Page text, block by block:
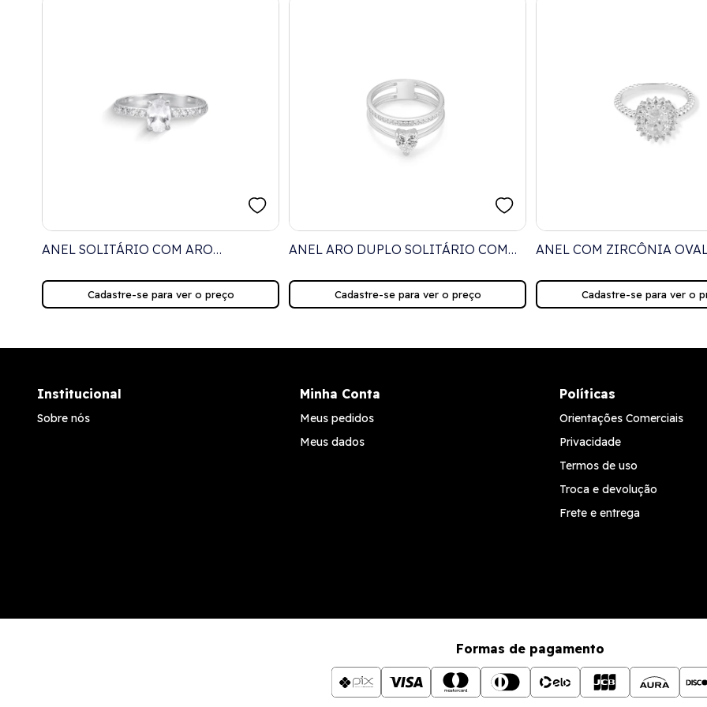
ANEL SOLITÁRIO COM ARO
CRISTAL
Cadastre-se para ver o preço
ANEL ARO DUPLO SOLITÁRIO COM
CRISTAL
Cadastre-se para ver o preço
ANEL COM ZIRCÔNIA
BOLINHAS
Cadastre-se para ver o
Institucional
Sobre nós
Minha Conta
Meus pedidos
Meus dados
Políticas
Orientações Comerciais
Privacidade
Termos de uso
Troca e devolução
Frete e entrega
Formas de pagamento